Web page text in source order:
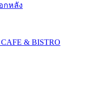
กหลัง
& BISTRO